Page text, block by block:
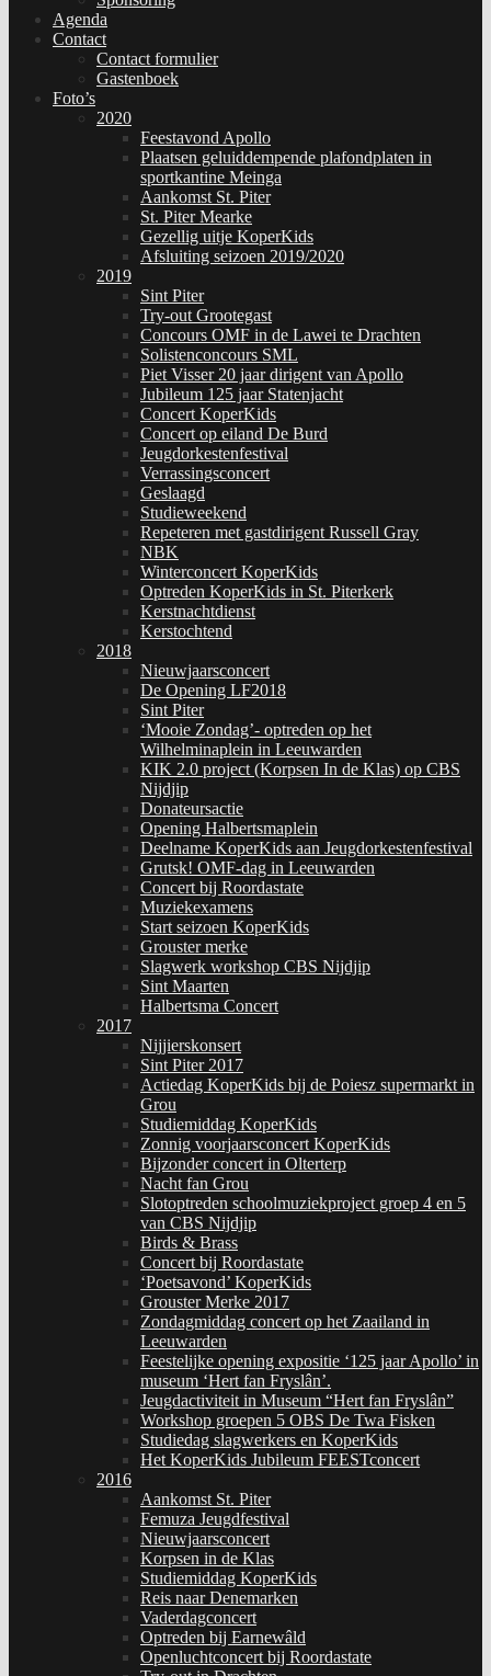
Agenda
Contact
Contact formulier
Gastenboek
Foto’s
2020
Feestavond Apollo
Plaatsen geluiddempende plafondplaten in
sportkantine Meinga
Aankomst St. Piter
St. Piter Mearke
Gezellig uitje KoperKids
Afsluiting seizoen 2019/2020
2019
Sint Piter
Try-out Grootegast
Concours OMF in de Lawei te Drachten
Solistenconcours SML
Piet Visser 20 jaar dirigent van Apollo
Jubileum 125 jaar Statenjacht
Concert KoperKids
Concert op eiland De Burd
Jeugdorkestenfestival
Verrassingsconcert
Geslaagd
Studieweekend
Repeteren met gastdirigent Russell Gray
NBK
Winterconcert KoperKids
Optreden KoperKids in St. Piterkerk
Kerstnachtdienst
Kerstochtend
2018
Nieuwjaarsconcert
De Opening LF2018
Sint Piter
‘Mooie Zondag’- optreden op het
Wilhelminaplein in Leeuwarden
KIK 2.0 project (Korpsen In de Klas) op CBS
Nijdjip
Donateursactie
Opening Halbertsmaplein
Deelname KoperKids aan Jeugdorkestenfestival
Grutsk! OMF-dag in Leeuwarden
Concert bij Roordastate
Muziekexamens
Start seizoen KoperKids
Grouster merke
Slagwerk workshop CBS Nijdjip
Sint Maarten
Halbertsma Concert
2017
Nijjierskonsert
Sint Piter 2017
Actiedag KoperKids bij de Poiesz supermarkt in
Grou
Studiemiddag KoperKids
Zonnig voorjaarsconcert KoperKids
Bijzonder concert in Olterterp
Nacht fan Grou
Slotoptreden schoolmuziekproject groep 4 en 5
van CBS Nijdjip
Birds & Brass
Concert bij Roordastate
‘Poetsavond’ KoperKids
Grouster Merke 2017
Zondagmiddag concert op het Zaailand in
Leeuwarden
Feestelijke opening expositie ‘125 jaar Apollo’ in
museum ‘Hert fan Fryslân’.
Jeugdactiviteit in Museum “Hert fan Fryslân”
Workshop groepen 5 OBS De Twa Fisken
Studiedag slagwerkers en KoperKids
Het KoperKids Jubileum FEESTconcert
2016
Aankomst St. Piter
Femuza Jeugdfestival
Nieuwjaarsconcert
Korpsen in de Klas
Studiemiddag KoperKids
Reis naar Denemarken
Vaderdagconcert
Optreden bij Earnewâld
Openluchtconcert bij Roordastate